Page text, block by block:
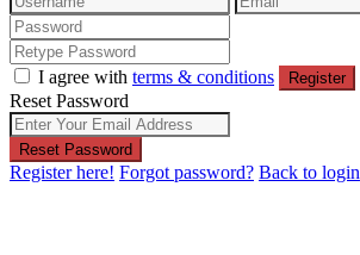
I agree with terms & conditions Register
Reset Password
Reset Password
Register here! Forgot password? Back to login